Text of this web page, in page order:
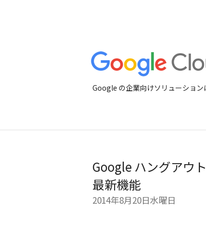
Google の企業向けソリューション
Google ハングアウ
最新機能
2014年8月20日水曜日